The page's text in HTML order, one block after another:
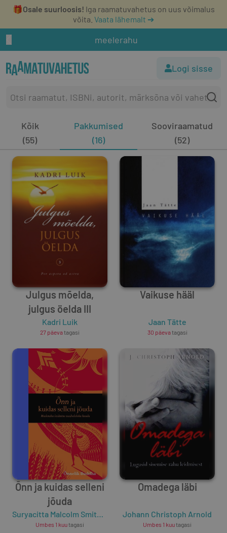
🎁Osale suurloosis! Iga raamatuvahetus on uus võimalus
võita. Vaata lähemalt ➔
meelerahu
Logi sisse
Kõik
(55)
Pakkumised
(16)
Sooviraamatud
(52)
Julgus mõelda,
julgus öelda III
Kadri Luik
27 päevatagasi
Vaikuse hääl
Jaan Tätte
30 päevatagasi
Õnn ja kuidas selleni
jõuda
Suryacitta Malcolm Smith, Õnnelik Buddha
Umbes 1 kuutagasi
Omadega läbi
Johann Christoph Arnold
Umbes 1 kuutagasi